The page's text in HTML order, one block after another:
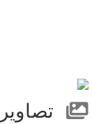
تصاویر